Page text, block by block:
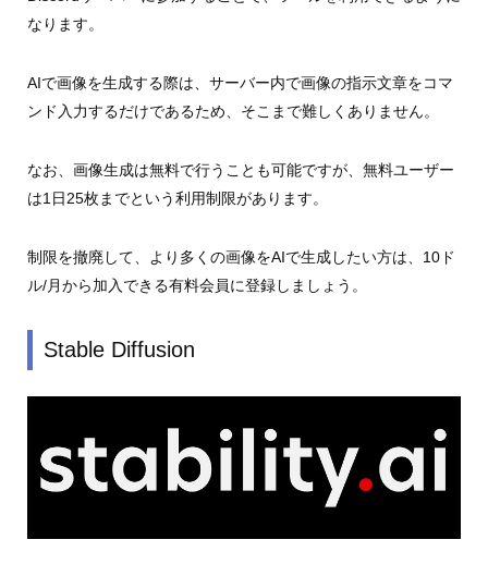
なります。
AIで画像を生成する際は、サーバー内で画像の指示文章をコマ
ンド入力するだけであるため、そこまで難しくありません。
なお、画像生成は無料で行うことも可能ですが、無料ユーザー
は1日25枚までという利用制限があります。
制限を撤廃して、より多くの画像をAIで生成したい方は、10ド
ル/月から加入できる有料会員に登録しましょう。
Stable Diffusion